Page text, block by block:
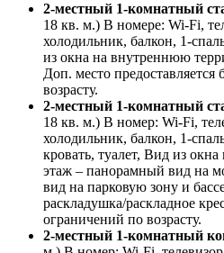
2-местный 1-комнатный
18 кв. м.) В номере: Wi-Fi,
холодильник, балкон, 1-
из окна на внутреннюю
Доп. место предоставляется
возрасту.
2-местный 1-комнатный
18 кв. м.) В номер: Wi-Fi,
холодильник, балкон, 1-
кровать, туалет, Вид из
этаж – панорамный вид на
вид на парковую зону и
раскладушка/раскладное
ограничений по возрасту.
2-местный 1-комнатный